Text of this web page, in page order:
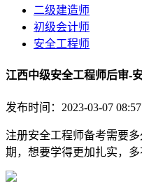
二级建造师
初级会计师
安全工程师
江西中级安全工程师后审-
发布时间：2023-03-07
注册安全工程师备考需要
期，想要学得更加扎实，